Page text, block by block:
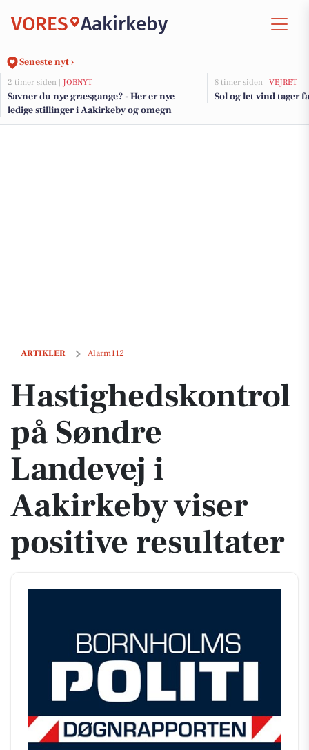
VORES Aakirkeby
Seneste nyt ›
2 timer siden | JOBNYT
Savner du nye græsgange? - Her er nye
ledige stillinger i Aakirkeby og omegn
8 timer siden | VEJRET
Sol og let vind tager
ARTIKLER Alarm112
Hastighedskontrol på Søndre Landevej i Aakirkeby viser positive
Hastighedskontrol
på Søndre
Landevej i
Aakirkeby viser
positive resultater